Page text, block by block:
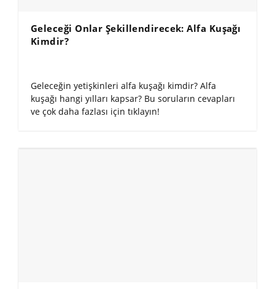
Geleceği Onlar Şekillendirecek: Alfa Kuşağı
Kimdir?
Geleceğin yetişkinleri alfa kuşağı kimdir? Alfa
kuşağı hangi yılları kapsar? Bu soruların cevapları
ve çok daha fazlası için tıklayın!